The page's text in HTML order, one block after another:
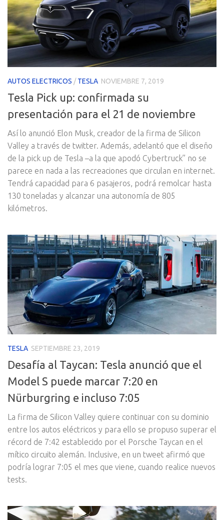
AUTOS ELECTRICOS /TESLA NOVIEMBRE 7, 2019
Tesla Pick up: confirmada su
presentación para el 21 de noviembre
Así lo anunció Elon Musk, creador de la firma de Silicon
Valley a través de twitter. Además, adelantó que el diseño
de la pick up de Tesla –a la que apodó Cybertruck” no se
parece en nada a las recreaciones que circulan en internet.
Tendrá capacidad para 6 pasajeros, podrá remolcar hasta
130 toneladas y alcanzar una autonomía de 805
kilómetros.
TESLA SEPTIEMBRE 23, 2019
Desafía al Taycan: Tesla anunció que el
Model S puede marcar 7:20 en
Nürburgring e incluso 7:05
La firma de Silicon Valley quiere continuar con su dominio
entre los autos eléctricos y para ello se propuso superar el
récord de 7:42 establecido por el Porsche Taycan en el
mítico circuito alemán. Inclusive, en un tweet afirmó que
podría lograr 7:05 el mes que viene, cuando realice nuevos
tests.